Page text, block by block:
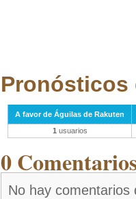
Pronósticos
A favor de Águilas de Rakuten
1 usuarios
0
No hay comentarios